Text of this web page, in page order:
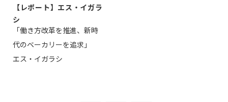
【レポート】エス・イガラ
シ
「働き方改革を推進、新時
代のベーカリーを追求」
エス・イガラシ